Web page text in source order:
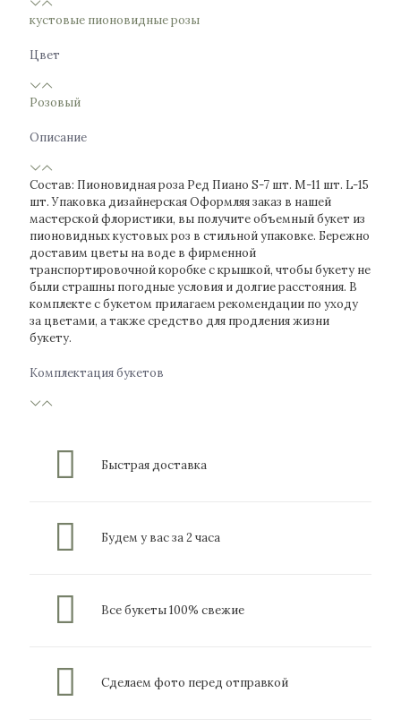
кустовые пионовидные розы
Цвет
Розовый
Описание
Состав: Пионовидная роза Ред Пиано S-7 шт. M-11 шт. L-15
шт. Упаковка дизайнерская Оформляя заказ в нашей
мастерской флористики, вы получите объемный букет из
пионовидных кустовых роз в стильной упаковке. Бережно
доставим цветы на воде в фирменной
транспортировочной коробке с крышкой, чтобы букету не
были страшны погодные условия и долгие расстояния. В
комплекте с букетом прилагаем рекомендации по уходу
за цветами, а также средство для продления жизни
букету.
Комплектация букетов
Быстрая доставка
Будем у вас за 2 часа
Все букеты 100% свежие
Сделаем фото перед отправкой